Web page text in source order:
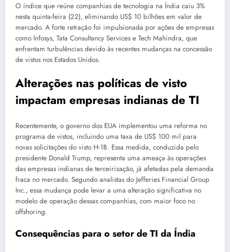
O índice que reúne companhias de tecnologia na Índia caiu 3%
nesta quinta-feira (22), eliminando US$ 10 bilhões em valor de
mercado. A forte retração foi impulsionada por ações de empresas
como Infosys, Tata Consultancy Services e Tech Mahindra, que
enfrentam turbulências devido às recentes mudanças na concessão
de vistos nos Estados Unidos.
Alterações nas políticas de visto
impactam empresas indianas de TI
Recentemente, o governo dos EUA implementou uma reforma no
programa de vistos, incluindo uma taxa de US$ 100 mil para
novas solicitações do visto H-1B. Essa medida, conduzida pelo
presidente Donald Trump, representa uma ameaça às operações
das empresas indianas de terceirização, já afetadas pela demanda
fraca no mercado. Segundo analistas do Jefferies Financial Group
Inc., essa mudança pode levar a uma alteração significativa no
modelo de operação dessas companhias, com maior foco no
offshoring.
Consequências para o setor de TI da Índia